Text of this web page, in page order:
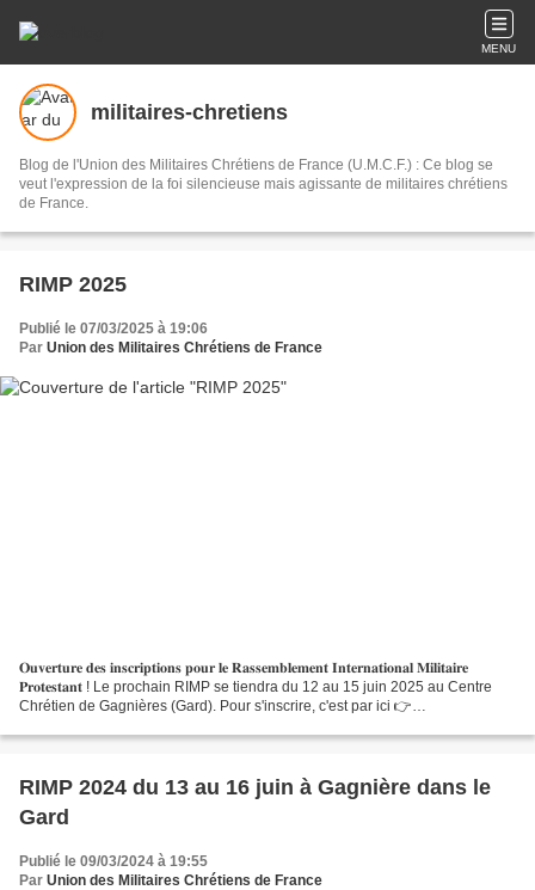
MENU
militaires-chretiens
Blog de l'Union des Militaires Chrétiens de France (U.M.C.F.) : Ce blog se
veut l'expression de la foi silencieuse mais agissante de militaires chrétiens
de France.
RIMP 2025
Publié le 07/03/2025 à 19:06
Par Union des Militaires Chrétiens de France
𝐎𝐮𝐯𝐞𝐫𝐭𝐮𝐫𝐞 𝐝𝐞𝐬 𝐢𝐧𝐬𝐜𝐫𝐢𝐩𝐭𝐢𝐨𝐧𝐬 𝐩𝐨𝐮𝐫 𝐥𝐞 𝐑𝐚𝐬𝐬𝐞𝐦𝐛𝐥𝐞𝐦𝐞𝐧𝐭 𝐈𝐧𝐭𝐞𝐫𝐧𝐚𝐭𝐢𝐨𝐧𝐚𝐥 𝐌𝐢𝐥𝐢𝐭𝐚𝐢𝐫𝐞
𝐏𝐫𝐨𝐭𝐞𝐬𝐭𝐚𝐧𝐭 ! Le prochain RIMP se tiendra du 12 au 15 juin 2025 au Centre
Chrétien de Gagnières (Gard). Pour s'inscrire, c'est par ici 👉
RIMP 2024 du 13 au 16 juin à Gagnière dans le
Gard
Publié le 09/03/2024 à 19:55
Par Union des Militaires Chrétiens de France